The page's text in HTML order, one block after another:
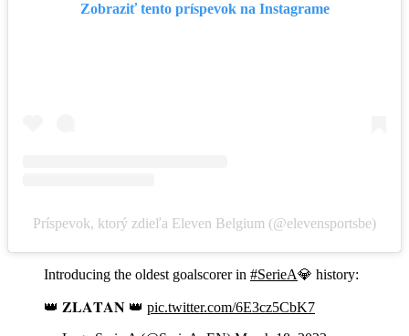
Zobraziť tento príspevok na Instagrame
Príspevok, ktorý zdieľa Eleven Belgium (@elevensportsbe)
Introducing the oldest goalscorer in #SerieA💎 history:
👑 𝐙𝐋𝐀𝐓𝐀𝐍 👑 pic.twitter.com/6E3cz5CbK7